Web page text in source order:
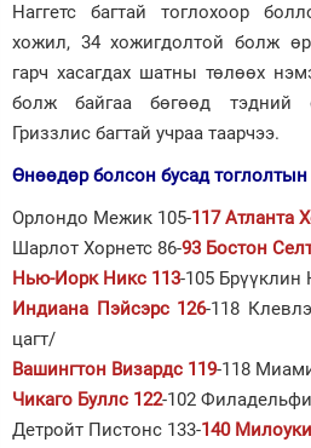
Наггетс багтай тоглохоор
хожил, 34 хожигдолтой болж
гарч хасагдах шатны төлөөх
болж байгаа бөгөөд тэдний
Гриззлис багтай учраа таарчээ.
Өнөөдөр болсон бусад тоглолтын
Орлондо Межик 105-117 Атланта
Шарлот Хорнетс 86-93 Бостон
Нью-Иорк Никс 113-105 Брүүклин
Индиана Пэйсэрс 126-118
цагт/
Вашингтон Визардс 119-118
Чикаго Буллс 122-102
Детройт Пистонс 133-140